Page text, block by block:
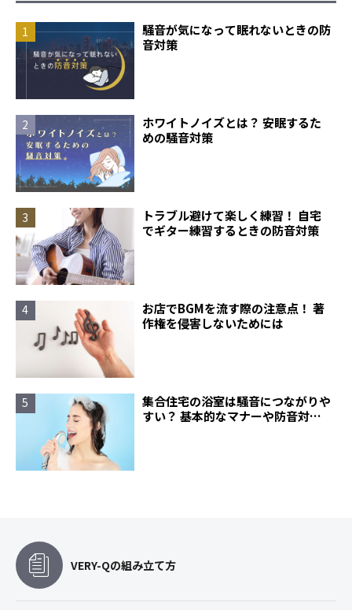
騒音が気になって眠れないときの防
音対策
ホワイトノイズとは？ 安眠するた
めの騒音対策
トラブル避けて楽しく練習！ 自宅
でギター練習するときの防音対策
お店でBGMを流す際の注意点！ 著
作権を侵害しないためには
集合住宅の浴室は騒音につながりや
すい？ 基本的なマナーや防音対策
VERY-Qの組み立て方